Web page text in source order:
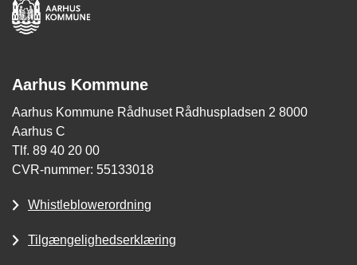
Aarhus Kommune
Aarhus Kommune Rådhuset Rådhuspladsen 2 8000
Aarhus C
Tlf. 89 40 20 00
CVR-nummer: 55133018
Whistleblowerordning
Tilgængelighedserklæring